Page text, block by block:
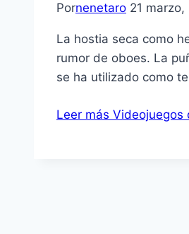
Pornenetaro 21 marzo,
La hostia seca como
rumor de oboes. La
se ha utilizado como
Leer más Videojuegos